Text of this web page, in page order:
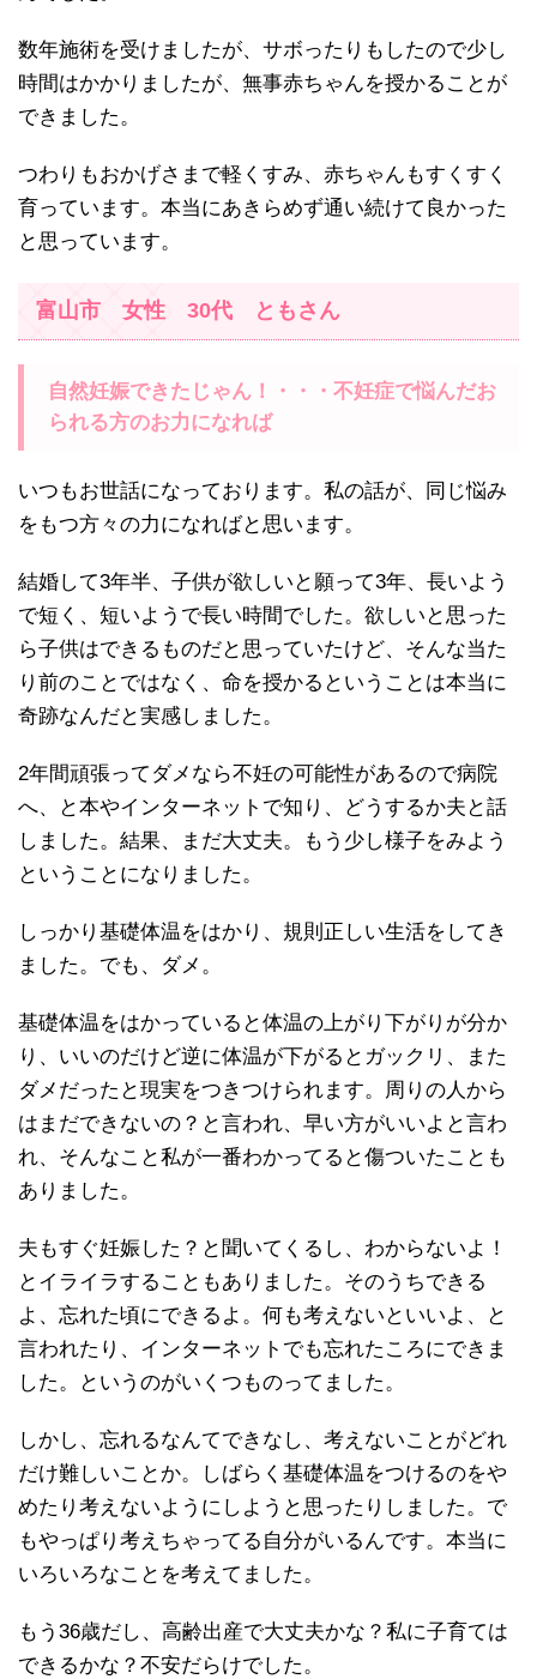
数年施術を受けましたが、サボったりもしたので少し
時間はかかりましたが、無事赤ちゃんを授かることが
できました。
つわりもおかげさまで軽くすみ、赤ちゃんもすくすく
育っています。本当にあきらめず通い続けて良かった
と思っています。
富山市 女性 30代 ともさん
自然妊娠できたじゃん！・・・不妊症で悩んだお
られる方のお力になれば
いつもお世話になっております。私の話が、同じ悩み
をもつ方々の力になればと思います。
結婚して3年半、子供が欲しいと願って3年、長いよう
で短く、短いようで長い時間でした。欲しいと思った
ら子供はできるものだと思っていたけど、そんな当た
り前のことではなく、命を授かるということは本当に
奇跡なんだと実感しました。
2年間頑張ってダメなら不妊の可能性があるので病院
へ、と本やインターネットで知り、どうするか夫と話
しました。結果、まだ大丈夫。もう少し様子をみよう
ということになりました。
しっかり基礎体温をはかり、規則正しい生活をしてき
ました。でも、ダメ。
基礎体温をはかっていると体温の上がり下がりが分か
り、いいのだけど逆に体温が下がるとガックリ、また
ダメだったと現実をつきつけられます。周りの人から
はまだできないの？と言われ、早い方がいいよと言わ
れ、そんなこと私が一番わかってると傷ついたことも
ありました。
夫もすぐ妊娠した？と聞いてくるし、わからないよ！
とイライラすることもありました。そのうちできる
よ、忘れた頃にできるよ。何も考えないといいよ、と
言われたり、インターネットでも忘れたころにできま
した。というのがいくつものってました。
しかし、忘れるなんてできなし、考えないことがどれ
だけ難しいことか。しばらく基礎体温をつけるのをや
めたり考えないようにしようと思ったりしました。で
もやっぱり考えちゃってる自分がいるんです。本当に
いろいろなことを考えてました。
もう36歳だし、高齢出産で大丈夫かな？私に子育ては
できるかな？不安だらけでした。